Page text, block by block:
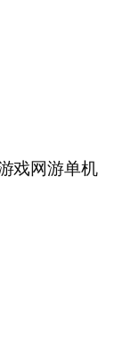
戏网游单机